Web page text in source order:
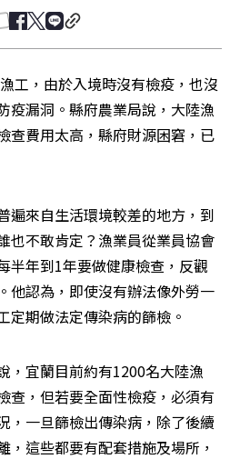
工，由於入境時沒有檢疫，也沒
疫漏洞。縣府農業局說，大陸漁
查費用太高，縣府財源困窘，已
遍來自生活環境較差的地方，到
也不敢肯定？漁業員從業員協會
半年到1年要做健康檢查，反觀
他認為，即使沒有辦法像外勞一
定期做法定傳染病的篩檢。
，宜蘭目前約有1200名大陸漁
查，但若要全面性檢疫，必須有
，一旦篩檢出傳染病，除了後續
，這些都要有配套措施及場所，